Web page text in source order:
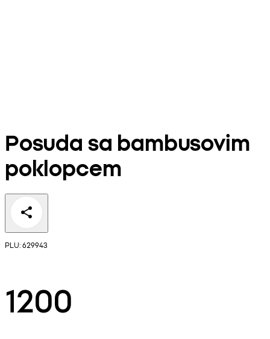
Posuda sa bambusovim
poklopcem
PLU: 629943
1200